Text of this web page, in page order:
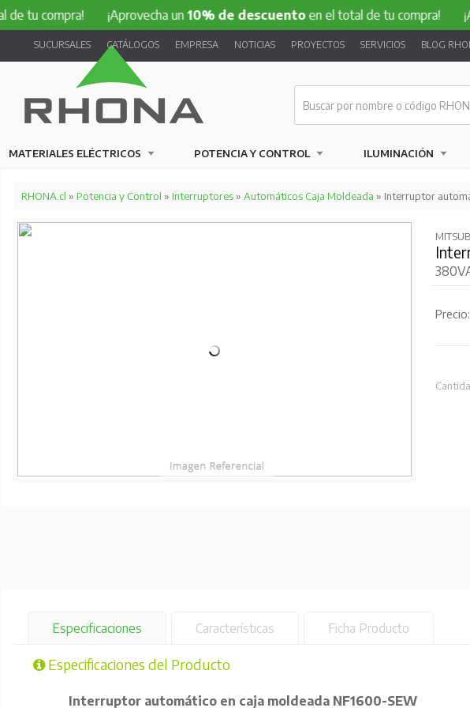
¡Aprovecha un10% de descuentoen el total de tu compra!
SUCURSALES CATÁLOGOS EMPRESA NOTICIAS PROYECTOS SERVICIOS BLOG
MATERIALES ELÉCTRICOS POTENCIA Y CONTROL ILUMINACIÓN
RHONA.cl » Potencia y Control » Interruptores» Automáticos Caja Moldeada » Interruptor
Precio:
Especificaciones Características Ficha Producto
Especificaciones del Producto
Interruptor automático en caja moldeada NF1600-SEW